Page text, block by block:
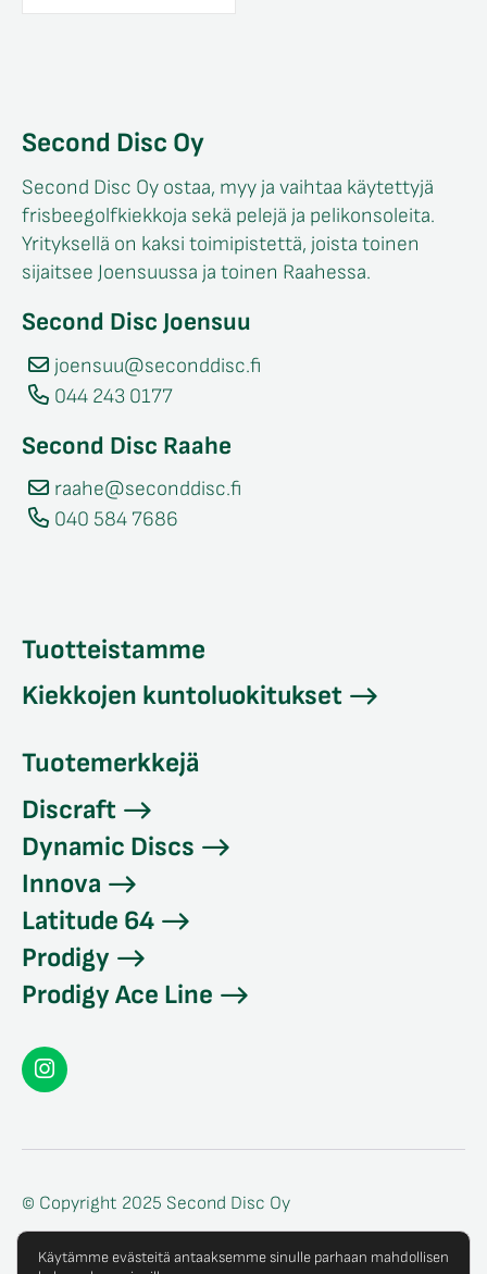
Second Disc Oy
Second Disc Oy ostaa, myy ja vaihtaa käytettyjä
frisbeegolfkiekkoja sekä pelejä ja pelikonsoleita.
Yrityksellä on kaksi toimipistettä, joista toinen
sijaitsee Joensuussa ja toinen Raahessa.
Second Disc Joensuu
joensuu@seconddisc.fi
044 243 0177
Second Disc Raahe
raahe@seconddisc.fi
040 584 7686
Tuotteistamme
Kiekkojen kuntoluokitukset
Tuotemerkkejä
Discraft
Dynamic Discs
Innova
Latitude 64
Prodigy
Prodigy Ace Line
Seconddisc
© Copyright 2025 Second Disc Oy
Tietosuojaseloste
Käytämme evästeitä antaaksemme sinulle parhaan mahdollisen